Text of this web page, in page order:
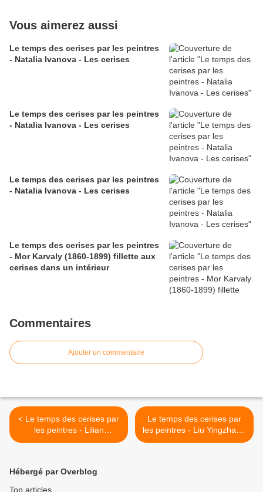
Vous aimerez aussi
Le temps des cerises par les peintres
- Natalia Ivanova - Les cerises
Le temps des cerises par les peintres
- Natalia Ivanova - Les cerises
Le temps des cerises par les peintres
- Natalia Ivanova - Les cerises
Le temps des cerises par les peintres
- Mor Karvaly (1860-1899) fillette aux
cerises dans un intérieur
Commentaires
Ajouter un commentaire
< Le temps des cerises par
les peintres - Lilian
Angelin - cerises
Le temps des cerises par
les peintres - Liu Yingzhao -
cerises >
Hébergé par Overblog
Top articles